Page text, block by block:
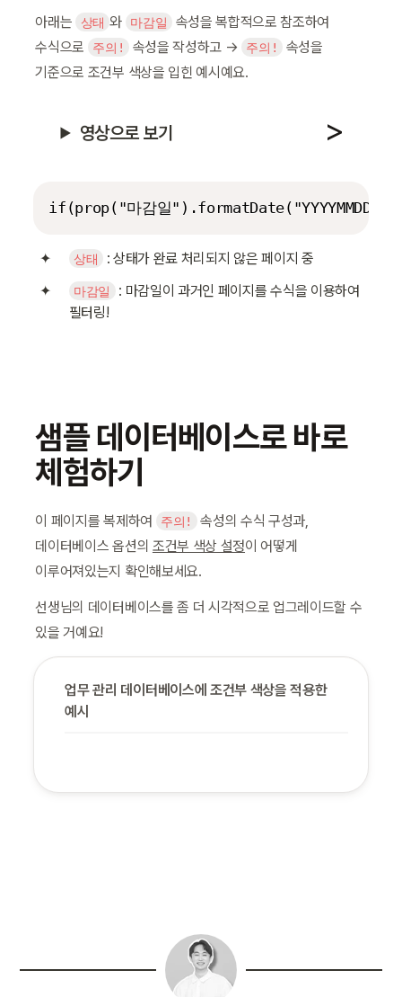
아래는 상태 와 마감일
속성을 복합적으로 참조하여
수식으로
주의! 속성을 작성하고 → 주의!
속성을
기준으로 조건부 색상을 입힌 예시예요.
영상으로 보기
if(prop("마감일
상태 : 상태가 완료 처리되지 않은 페이지 중
마감일
: 마감일이 과거인 페이지를 수식을 이용하여
필터링!
샘플 데이터베이스로 바로
체험하기
이 페이지를 복제하여 주의!
속성의 수식 구성과,
데이터베이스 옵션의 조건부 색상 설정이 어떻게
이루어져있는지 확인해보세요.
선생님의 데이터베이스를 좀 더 시각적으로 업그레이드할 수
있을 거예요!
업무 관리 데이터베이스에 조건부 색상을 적용한
예시